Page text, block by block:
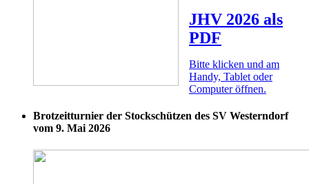
JHV 2026 als
PDF
Bitte klicken und am
Handy, Tablet oder
Computer öffnen.
Brotzeitturnier der Stockschützen des SV Westerndorf
vom 9. Mai 2026